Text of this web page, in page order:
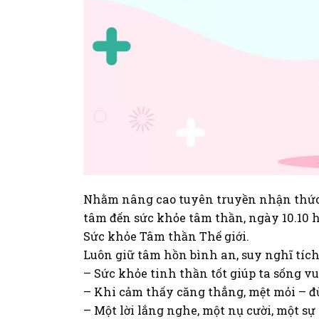
Nhằm nâng cao tuyên truyền nhận
tâm đến sức khỏe tâm thần, ngày 10.10
Sức khỏe Tâm thần Thế giới.
Luôn giữ tâm hồn bình an, suy nghĩ
– Sức khỏe tinh thần tốt giúp ta sống
– Khi cảm thấy căng thẳng, mệt mỏi –
– Một lời lắng nghe, một nụ cười, một